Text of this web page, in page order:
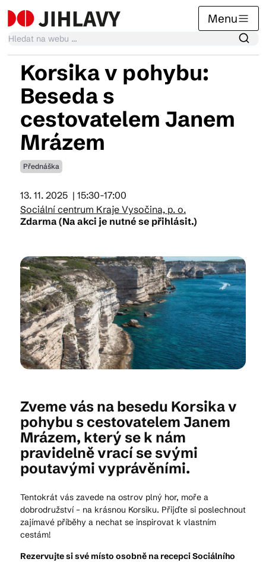
Menu
Kalendář akcí
Tradiční akce
Články
Suvenýry
Praktické info
Kam vyrazit
CS EN DE
© 2026 Brána Jihlavy
Korsika v pohybu:
Beseda s
cestovatelem Janem
Mrázem
Přednáška
13. 11. 2025 | 15:30-17:00
Sociální centrum Kraje Vysočina, p. o.
Zdarma (Na akci je nutné se přihlásit.)
Zveme vás na besedu Korsika v
pohybu s cestovatelem Janem
Mrázem, který se k nám
pravidelně vrací se svými
poutavými vyprávěními.
Tentokrát vás zavede na ostrov plný hor, moře a
dobrodružství – na krásnou Korsiku. Přijďte si poslechnout
zajímavé příběhy a nechat se inspirovat k vlastním
cestám!
Rezervujte si své místo osobně na recepci Sociálního